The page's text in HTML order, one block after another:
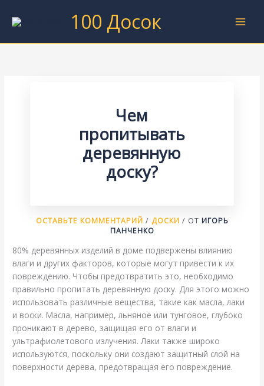
100 Досок
Чем
пропитывать
деревянную
доску?
ОСТАВЬТЕ КОММЕНТАРИЙ / ДОСКИ / ОТ ИГОРЬ
ПАНЧЕНКО
80% деревянных изделий в доме подвержены влиянию
влаги и других факторов, которые могут привести к их
повреждению. Чтобы предотвратить это, необходимо
правильно пропитать деревянную доску. Для этого можно
использовать различные вещества, такие как масла, лаки
и воски. Масла, например, льняное или тунговое, глубоко
проникают в дерево, защищая его от влаги и
ультрафиолетового излучения. Лаки также широко
используются, поскольку они создают защитный слой на
поверхности дерева, предотвращая его повреждение.